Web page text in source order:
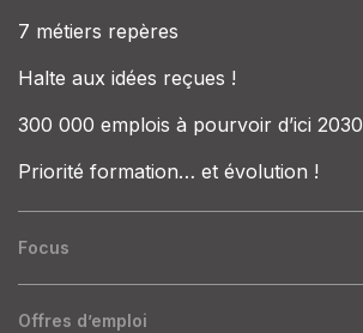
7 métiers repères
Halte aux idées reçues !
300 000 emplois à pourvoir d’ici 2030
Priorité formation… et évolution !
Focus
Offres d’emploi